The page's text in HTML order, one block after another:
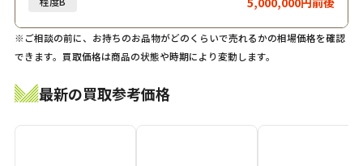
※ご相談の前に、お持ちのお品物がどのくらいで売れるかの相場価格を確認
できます。買取価格は商品の状態や時期により変動します。
最新の買取参考価格